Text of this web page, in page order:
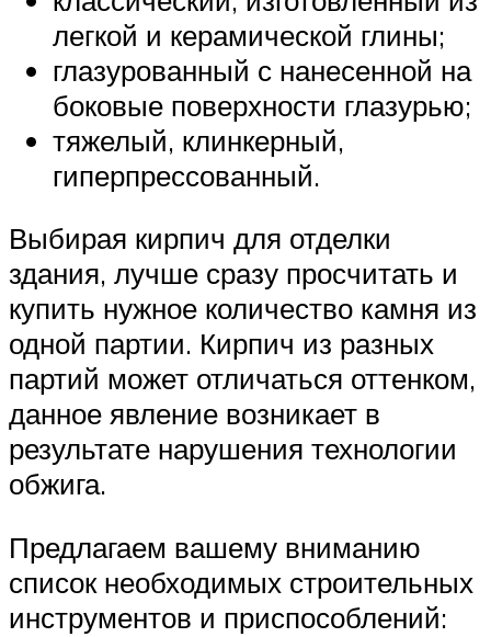
легкой и керамической глины;
глазурованный с нанесенной на
боковые поверхности глазурью;
тяжелый, клинкерный,
гиперпрессованный.
Выбирая кирпич для отделки
здания, лучше сразу просчитать и
купить нужное количество камня из
одной партии. Кирпич из разных
партий может отличаться оттенком,
данное явление возникает в
результате нарушения технологии
обжига.
Предлагаем вашему вниманию
список необходимых строительных
инструментов и приспособлений: